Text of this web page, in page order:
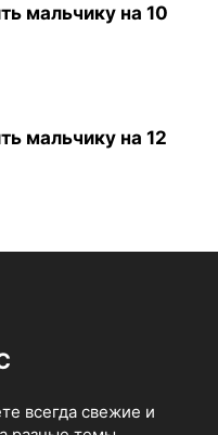
мальчику на 10
мальчику на 12
всегда свежие и